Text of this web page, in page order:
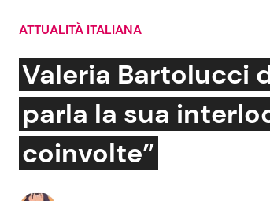
Social News
News dal mondo
ATTUALITÀ ITALIANA
Valeria Bartolucci
parla la sua
coinvolte”